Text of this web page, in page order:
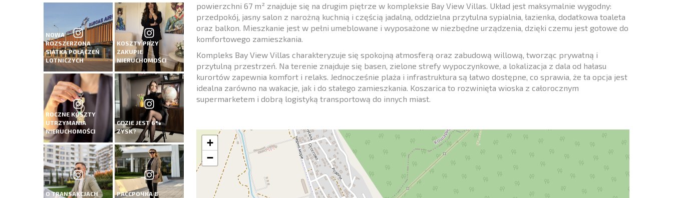
NOWA
ROZSZERZONA
SIATKA POŁĄCZEŃ
LOTNICZYCH
KOSZTY PRZY
ZAKUPIE
NIERUCHOMOŚCI
ROCZNE KOSZTY
UTRZYMANIA
NIERUCHOMOŚCI
GDZIE JEST 6%
ZYSK?
O TRANSAKCJACH
РАССРОЧКА В
powierzchni 67 m² znajduje się na drugim piętrze w kompleksie Bay View Villas. Układ jest maksymalnie wygodny:
przedpokój, jasny salon z narożną kuchnią i częścią jadalną, oddzielna przytulna sypialnia, łazienka, dodatkowa toaleta
oraz balkon. Mieszkanie jest w pełni umeblowane i wyposażone w niezbędne urządzenia, dzięki czemu jest gotowe do
komfortowego zamieszkania.
Kompleks Bay View Villas charakteryzuje się spokojną atmosferą oraz zabudową willową, tworząc prywatną i
przytulną przestrzeń. Na terenie znajduje się basen, zielone strefy wypoczynkowe, a lokalizacja z dala od hałasu
kurortów zapewnia komfort i relaks. Jednocześnie plaża i infrastruktura są łatwo dostępne, co sprawia, że ta opcja jest
idealna zarówno na wakacje, jak i do stałego zamieszkania. Koszarica to rozwinięta wioska z całorocznym
supermarketem i dobrą logistyką transportową do innych miast.
+
−